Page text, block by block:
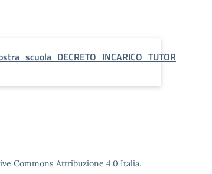
Commons Attribuzione 4.0 Italia.